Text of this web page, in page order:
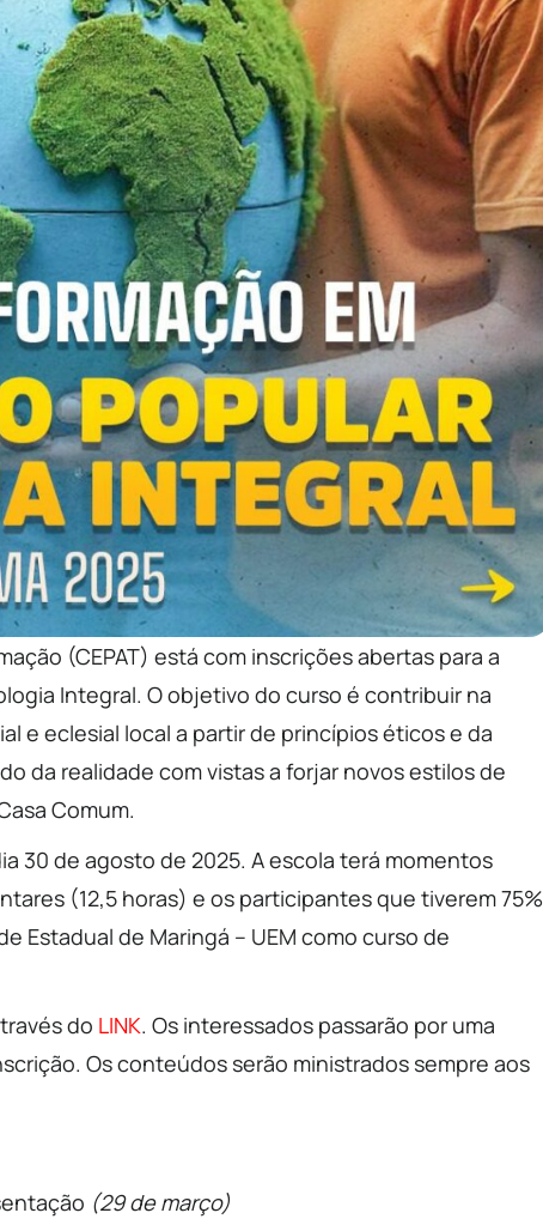
(CEPAT) está com inscrições abertas para a
Integral. O objetivo do curso é contribuir na
e eclesial local a partir de princípios éticos e da
da realidade com vistas a forjar novos estilos de
Comum.
30 de agosto de 2025. A escola terá momentos
(12,5 horas) e os participantes que tiverem 75%
Estadual de Maringá – UEM como curso de
do LINK. Os interessados passarão por uma
Os conteúdos serão ministrados sempre aos
(29 de março)